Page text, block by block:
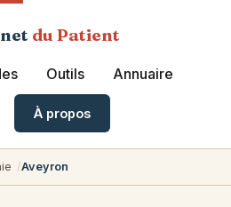
du Patient
Outils Annuaire
À propos
Aveyron